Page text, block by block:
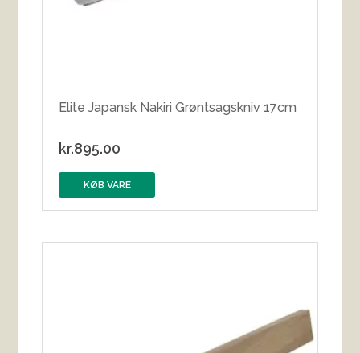
Elite Japansk Nakiri Grøntsagskniv 17cm
kr.895.00
KØB VARE